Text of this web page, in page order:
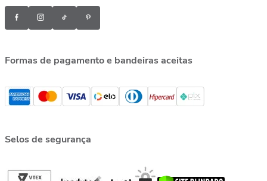
Formas de pagamento e bandeiras aceitas
Selos de segurança